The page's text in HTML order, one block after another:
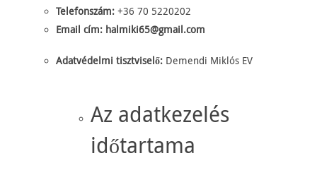
Telefonszám: +36 70 5220202
Email cím: halmiki65@gmail.com
Adatvédelmi tisztviselő: Demendi Miklós EV
Az adatkezelés
időtartama